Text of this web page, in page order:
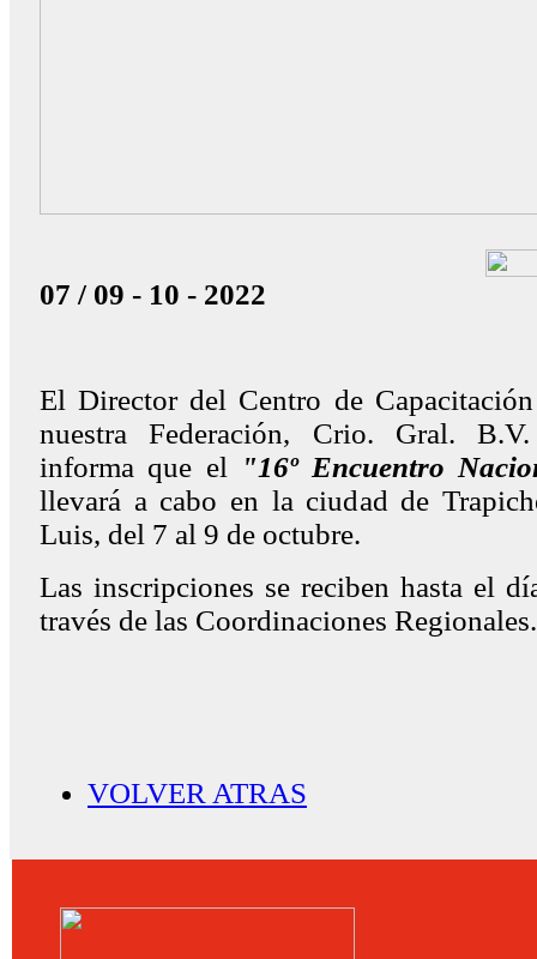
07 / 09 - 10 - 2022
El Director del Centro de
nuestra Federación, Crio. Gral.
informa que el
"16º Encuentro
llevará a cabo en la ciudad de
Luis, del 7 al 9 de octubre.
Las inscripciones se reciben hasta el
través de las Coordinaciones Regionales.
VOLVER ATRAS